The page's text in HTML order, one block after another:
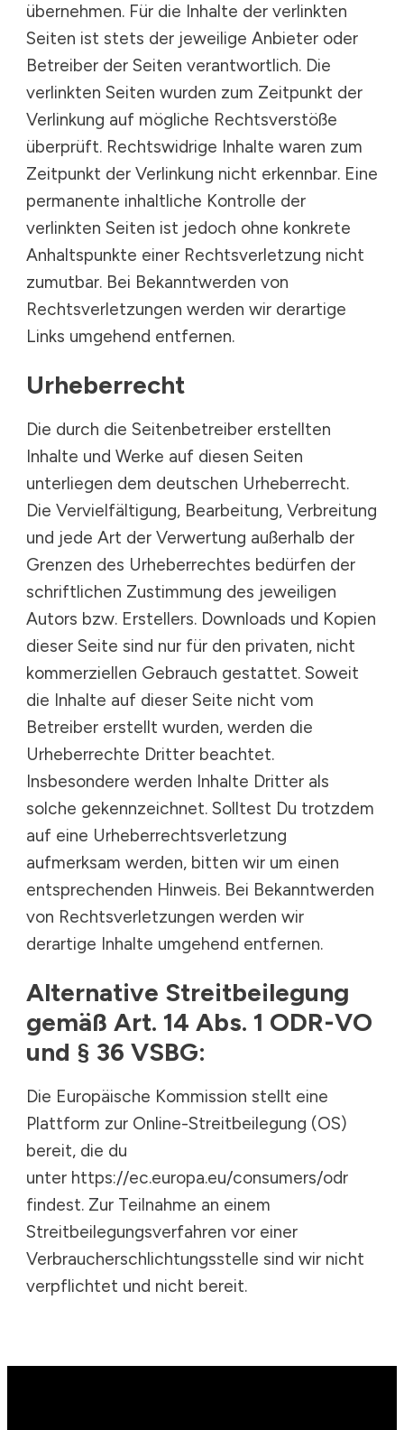
übernehmen. Für die Inhalte der verlinkten
Seiten ist stets der jeweilige Anbieter oder
Betreiber der Seiten verantwortlich. Die
verlinkten Seiten wurden zum Zeitpunkt der
Verlinkung auf mögliche Rechtsverstöße
überprüft. Rechtswidrige Inhalte waren zum
Zeitpunkt der Verlinkung nicht erkennbar. Eine
permanente inhaltliche Kontrolle der
verlinkten Seiten ist jedoch ohne konkrete
Anhaltspunkte einer Rechtsverletzung nicht
zumutbar. Bei Bekanntwerden von
Rechtsverletzungen werden wir derartige
Links umgehend entfernen.
Urheberrecht
Die durch die Seitenbetreiber erstellten
Inhalte und Werke auf diesen Seiten
unterliegen dem deutschen Urheberrecht.
Die Vervielfältigung, Bearbeitung, Verbreitung
und jede Art der Verwertung außerhalb der
Grenzen des Urheberrechtes bedürfen der
schriftlichen Zustimmung des jeweiligen
Autors bzw. Erstellers. Downloads und Kopien
dieser Seite sind nur für den privaten, nicht
kommerziellen Gebrauch gestattet. Soweit
die Inhalte auf dieser Seite nicht vom
Betreiber erstellt wurden, werden die
Urheberrechte Dritter beachtet.
Insbesondere werden Inhalte Dritter als
solche gekennzeichnet. Solltest Du trotzdem
auf eine Urheberrechtsverletzung
aufmerksam werden, bitten wir um einen
entsprechenden Hinweis. Bei Bekanntwerden
von Rechtsverletzungen werden wir
derartige Inhalte umgehend entfernen.
Alternative Streitbeilegung
gemäß Art. 14 Abs. 1 ODR-VO
und § 36 VSBG:
Die Europäische Kommission stellt eine
Plattform zur Online-Streitbeilegung (OS)
bereit, die du
unter https://ec.europa.eu/consumers/odr
findest. Zur Teilnahme an einem
Streitbeilegungsverfahren vor einer
Verbraucherschlichtungsstelle sind wir nicht
verpflichtet und nicht bereit.